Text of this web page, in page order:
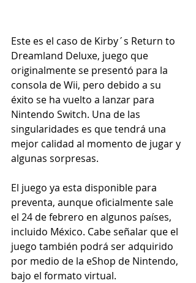
Este es el caso de Kirby´s Return to
Dreamland Deluxe, juego que
originalmente se presentó para la
consola de Wii, pero debido a su
éxito se ha vuelto a lanzar para
Nintendo Switch. Una de las
singularidades es que tendrá una
mejor calidad al momento de jugar y
algunas sorpresas.
El juego ya esta disponible para
preventa, aunque oficialmente sale
el 24 de febrero en algunos países,
incluido México. Cabe señalar que el
juego también podrá ser adquirido
por medio de la eShop de Nintendo,
bajo el formato virtual.